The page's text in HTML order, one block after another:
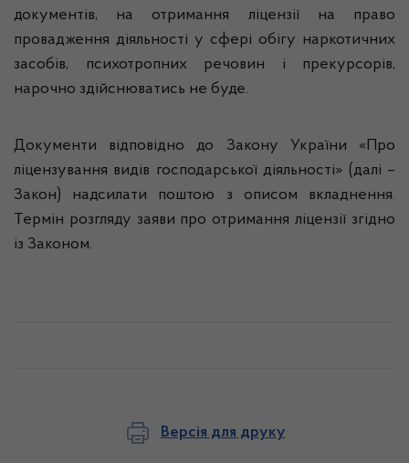
документів, на отримання ліцензії на право
провадження діяльності у сфері обігу наркотичних
засобів, психотропних речовин і прекурсорів,
нарочно здійснюватись не буде.
Документи відповідно до Закону України «Про
ліцензування видів господарської діяльності» (далі –
Закон) надсилати поштою з описом вкладнення.
Термін розгляду заяви про отримання ліцензії згідно
із Законом.
Версія для друку